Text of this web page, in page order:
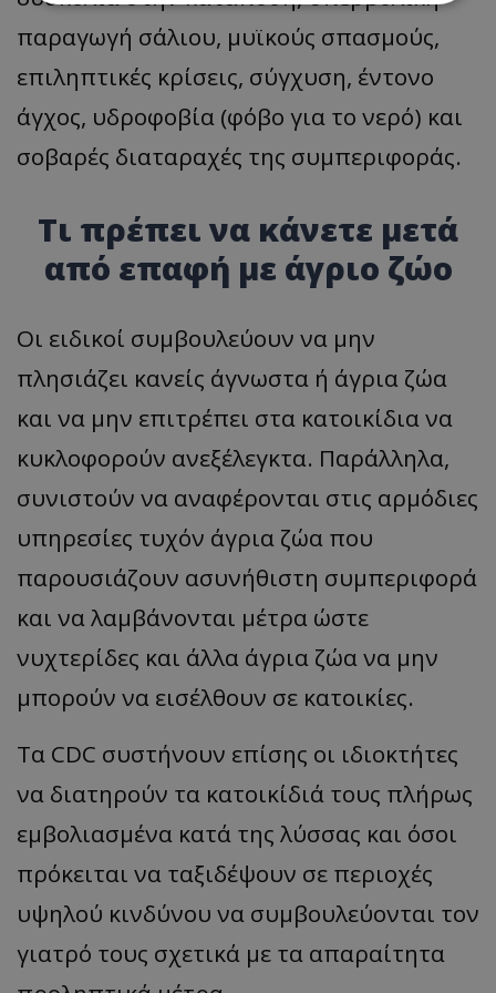
παραγωγή σάλιου, μυϊκούς σπασμούς,
επιληπτικές κρίσεις, σύγχυση, έντονο
άγχος, υδροφοβία (φόβο για το νερό) και
σοβαρές διαταραχές της συμπεριφοράς.
Τι πρέπει να κάνετε μετά
από επαφή με άγριο ζώο
Οι ειδικοί συμβουλεύουν να μην
πλησιάζει κανείς άγνωστα ή άγρια ζώα
και να μην επιτρέπει στα κατοικίδια να
κυκλοφορούν ανεξέλεγκτα. Παράλληλα,
συνιστούν να αναφέρονται στις αρμόδιες
υπηρεσίες τυχόν άγρια ζώα που
παρουσιάζουν ασυνήθιστη συμπεριφορά
και να λαμβάνονται μέτρα ώστε
νυχτερίδες και άλλα άγρια ζώα να μην
μπορούν να εισέλθουν σε κατοικίες.
Τα CDC συστήνουν επίσης οι ιδιοκτήτες
να διατηρούν τα κατοικίδιά τους πλήρως
εμβολιασμένα κατά της λύσσας και όσοι
πρόκειται να ταξιδέψουν σε περιοχές
υψηλού κινδύνου να συμβουλεύονται τον
γιατρό τους σχετικά με τα απαραίτητα
Απολύτως απαραίτητα
Απόδοσης
Στόχευσης
Λειτουργικότητας
Μη ταξινομημένα
Τα απολύτως απαραίτητα cookies επιτρέπουν
βασικές λειτουργίες του ιστότοπου, όπως τη
χωρίς τα απολύτως απαραίτητα cookies.
/Πεδίο
.lifenewscy.tothemaonline.com
VISITOR_PRIVACY_METADATA
YouTube
.youtube.com